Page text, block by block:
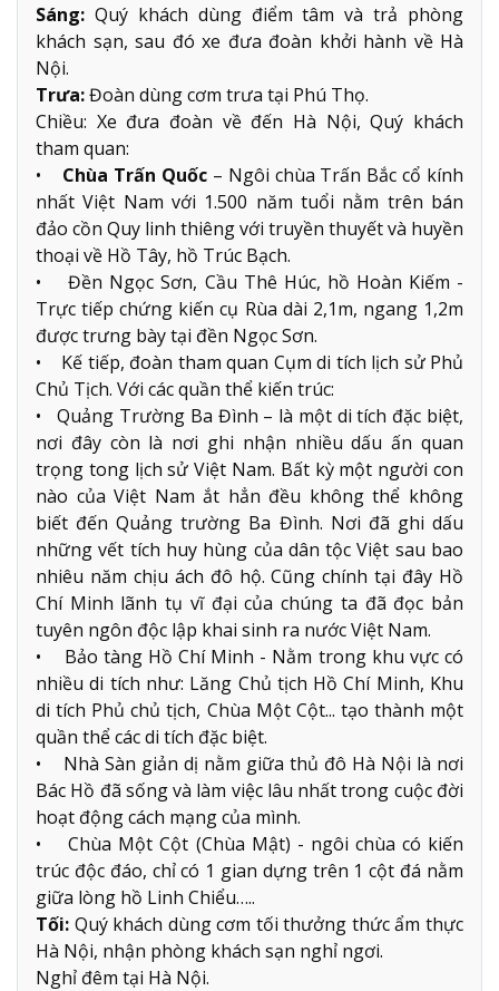
Sáng: Quý khách dùng điểm tâm và trả phòng
khách sạn, sau đó xe đưa đoàn khởi hành về Hà
Nội.
Trưa:Đoàn dùng cơm trưa tại Phú Thọ.
Chiều: Xe đưa đoàn về đến Hà Nội, Quý khách
tham quan:
•
Chùa Trấn Quốc – Ngôi chùa Trấn Bắc cổ kính
nhất Việt Nam với 1.500 năm tuổi nằm trên bán
đảo cồn Quy linh thiêng với truyền thuyết và huyền
thoại về Hồ Tây, hồ Trúc Bạch.
• Đền Ngọc Sơn, Cầu Thê Húc, hồ Hoàn Kiếm -
Trực tiếp chứng kiến cụ Rùa dài 2,1m, ngang 1,2m
được trưng bày tại đền Ngọc Sơn.
• Kế tiếp, đoàn tham quan Cụm di tích lịch sử Phủ
Chủ Tịch. Với các quần thể kiến trúc:
• Quảng Trường Ba Đình – là một di tích đặc biệt,
nơi đây còn là nơi ghi nhận nhiều dấu ấn quan
trọng tong lịch sử Việt Nam. Bất kỳ một người con
nào của Việt Nam ắt hẳn đều không thể không
biết đến Quảng trường Ba Đình. Nơi đã ghi dấu
những vết tích huy hùng của dân tộc Việt sau bao
nhiêu năm chịu ách đô hộ. Cũng chính tại đây Hồ
Chí Minh lãnh tụ vĩ đại của chúng ta đã đọc bản
tuyên ngôn độc lập khai sinh ra nước Việt Nam.
• Bảo tàng Hồ Chí Minh - Nằm trong khu vực có
nhiều di tích như: Lăng Chủ tịch Hồ Chí Minh, Khu
di tích Phủ chủ tịch, Chùa Một Cột... tạo thành một
quần thể các di tích đặc biệt.
• Nhà Sàn giản dị nằm giữa thủ đô Hà Nội là nơi
Bác Hồ đã sống và làm việc lâu nhất trong cuộc đời
hoạt động cách mạng của mình.
• Chùa Một Cột (Chùa Mật) - ngôi chùa có kiến
trúc độc đáo, chỉ có 1 gian dựng trên 1 cột đá nằm
giữa lòng hồ Linh Chiểu…..
Tối: Quý khách dùng cơm tối thưởng thức ẩm thực
Hà Nội, nhận phòng khách sạn nghỉ ngơi.
Nghỉ đêm tại Hà Nội.